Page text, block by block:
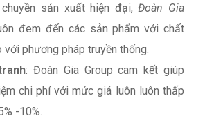
sản xuất hiện đại,Đoàn Gia
đem đến các sản phẩm với chất
phương pháp truyền thống.
: Đoàn Gia Group cam kết giúp
chi phí với mức giá luôn luôn thấp
-10%.